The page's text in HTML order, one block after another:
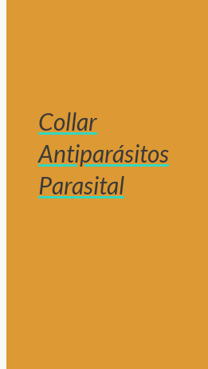
Collar
Antiparásitos
Parasital